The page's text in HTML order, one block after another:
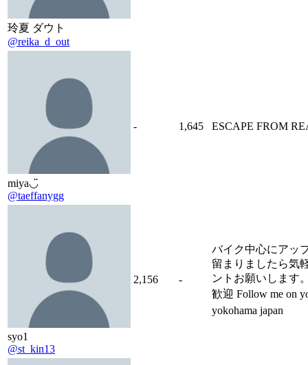
玲夏 ダウト
@reika_d_out
miya◡̈
@taeffanygg
- 1,645 ESCAPE FROM
syo1
@st_kin13
2,156 -
バイク中心にアッ
留まりましたら気
ントお願いします
歓迎 Follow me on
yokohama japan